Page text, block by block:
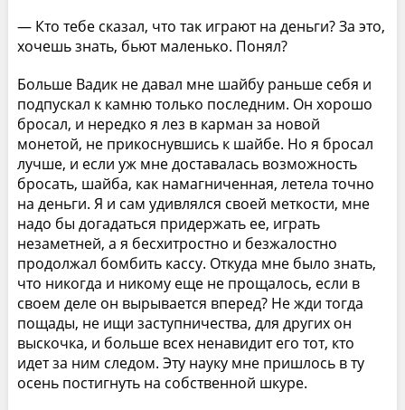
— Кто тебе сказал, что так играют на деньги? За это,
хочешь знать, бьют маленько. Понял?
Больше Вадик не давал мне шайбу раньше себя и
подпускал к камню только последним. Он хорошо
бросал, и нередко я лез в карман за новой
монетой, не прикоснувшись к шайбе. Но я бросал
лучше, и если уж мне доставалась возможность
бросать, шайба, как намагниченная, летела точно
на деньги. Я и сам удивлялся своей меткости, мне
надо бы догадаться придержать ее, играть
незаметней, а я бесхитростно и безжалостно
продолжал бомбить кассу. Откуда мне было знать,
что никогда и никому еще не прощалось, если в
своем деле он вырывается вперед? Не жди тогда
пощады, не ищи заступничества, для других он
выскочка, и больше всех ненавидит его тот, кто
идет за ним следом. Эту науку мне пришлось в ту
осень постигнуть на собственной шкуре.